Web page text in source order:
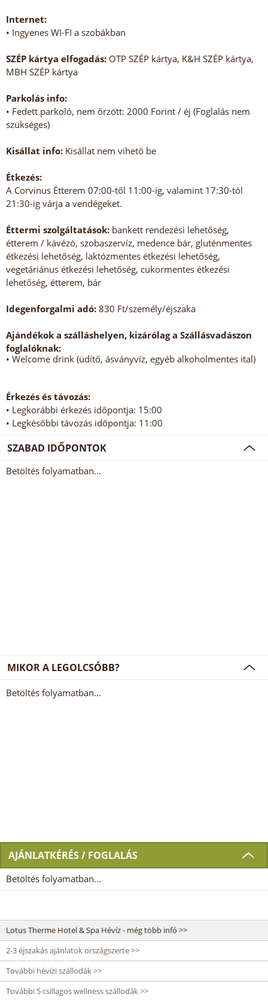
Internet:
• Ingyenes WI-FI a szobákban
SZÉP kártya elfogadás: OTP SZÉP kártya, K&H SZÉP kártya,
MBH SZÉP kártya
Parkolás info:
• Fedett parkoló, nem őrzött: 2000 Forint / éj (Foglalás nem
szükséges)
Kisállat info: Kisállat nem vihető be
Étkezés:
A Corvinus Étterem 07:00-től 11:00-ig, valamint 17:30-tól
21:30-ig várja a vendégeket.
Éttermi szolgáltatások: bankett rendezési lehetőség,
étterem / kávézó, szobaszervíz, medence bár, gluténmentes
étkezési lehetőség, laktózmentes étkezési lehetőség,
vegetáriánus étkezési lehetőség, cukormentes étkezési
lehetőség, étterem, bár
Idegenforgalmi adó: 830 Ft/személy/éjszaka
Ajándékok a szálláshelyen, kizárólag a Szállásvadászon
foglalóknak:
• Welcome drink (üdítő, ásványvíz, egyéb alkoholmentes ital)
Érkezés és távozás:
• Legkorábbi érkezés időpontja: 15:00
• Legkésőbbi távozás időpontja: 11:00
SZABAD IDŐPONTOK
Betöltés folyamatban...
MIKOR A LEGOLCSÓBB?
Betöltés folyamatban...
AJÁNLATKÉRÉS / FOGLALÁS
Betöltés folyamatban...
Lotus Therme Hotel & Spa Hévíz - még több infó >>
2-3 éjszakás ajánlatok országszerte >>
További hévízi szállodák >>
További 5 csillagos wellness szállodák >>